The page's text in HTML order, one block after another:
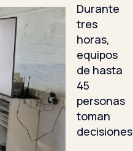
Durante
tres
horas,
equipos
de hasta
45
personas
toman
decisiones